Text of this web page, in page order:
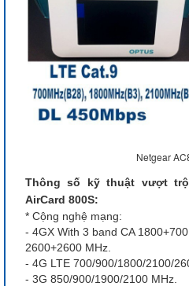
Netgear
Thông số kỹ thuật vượt
AirCard 800S:
* Cộng nghệ mạng:
- 4GX With 3 band CA
2600+2600 MHz.
- 4G LTE 700/900/1800/2100/
- 3G 850/900/1900/2100 MHz.